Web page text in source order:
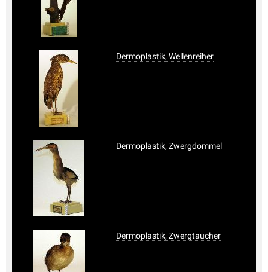
Dermoplastik, Wellenreiher
Dermoplastik, Zwergdommel
Dermoplastik, Zwergtaucher